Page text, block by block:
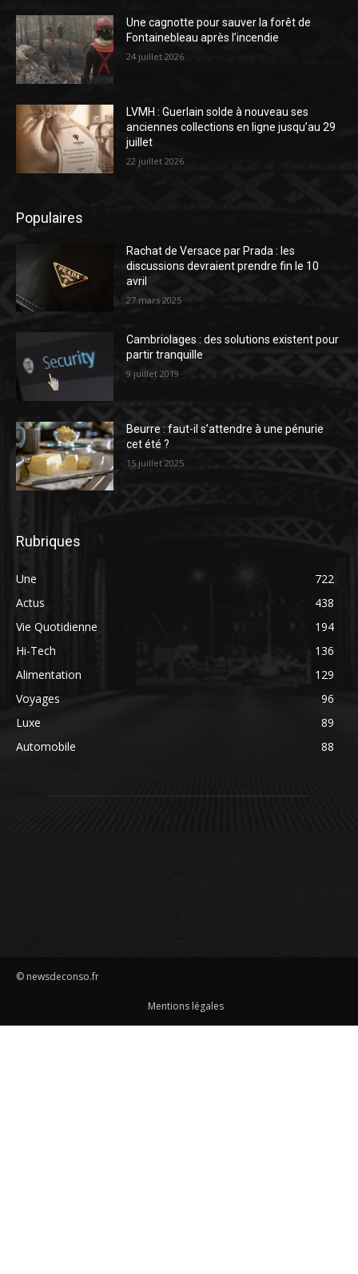
Une cagnotte pour sauver la forêt de
Fontainebleau après l’incendie
24 juillet 2026
LVMH : Guerlain solde à nouveau ses
anciennes collections en ligne jusqu’au 29
juillet
22 juillet 2026
Populaires
Rachat de Versace par Prada : les
discussions devraient prendre fin le 10
avril
27 mars 2025
Cambriolages : des solutions existent pour
partir tranquille
9 juillet 2019
Beurre : faut-il s’attendre à une pénurie
cet été ?
15 juillet 2025
Rubriques
Une
722
Actus
438
Vie Quotidienne
194
Hi-Tech
136
Alimentation
129
Voyages
96
Luxe
89
Automobile
88
© newsdeconso.fr
Mentions légales